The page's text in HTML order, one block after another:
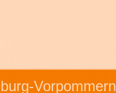
Vorpommern